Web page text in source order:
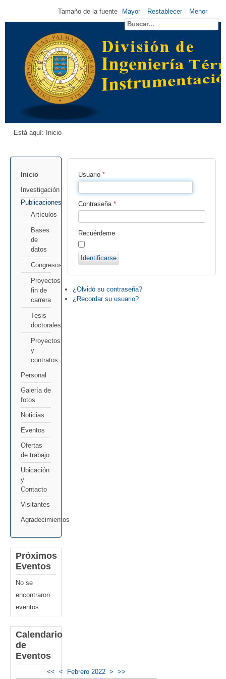
Tamaño de la fuente Mayor Restablecer Menor
Está aquí: Inicio
Inicio
Investigación
Publicaciones
Artículos
Bases
de
datos
Congresos
Proyectos
fin de
carrera
Tesis
doctorales
Proyectos
y
contratos
Personal
Galería de
fotos
Noticias
Eventos
Ofertas
de trabajo
Ubicación
y
Contacto
Visitantes
Agradecimientos
Próximos
Eventos
No se
encontraron
eventos
Calendario
de
Eventos
<< < Febrero 2022 > >>
Usuario *
Contraseña*
Recuérdeme
Identificarse
¿Olvidó su contraseña?
¿Recordar su usuario?